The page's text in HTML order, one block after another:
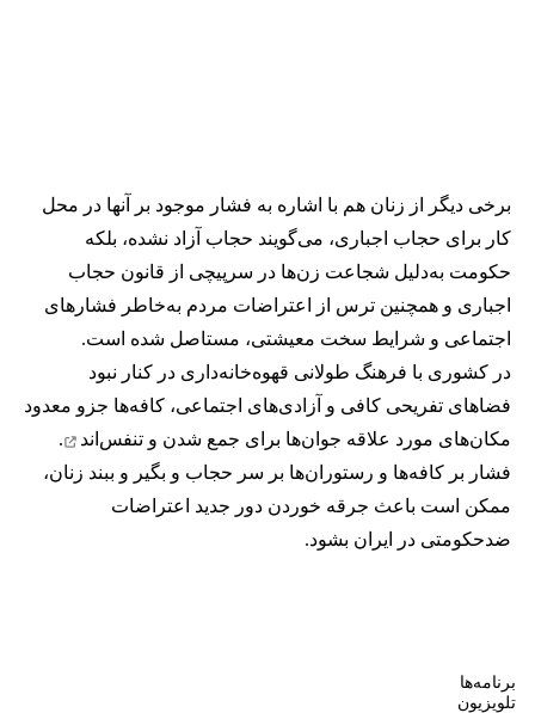
برخی دیگر از زنان هم با اشاره به فشار موجود بر آنها در محل
کار برای حجاب اجباری، می‌گویند حجاب آزاد نشده، بلکه
حکومت به‌دلیل شجاعت زن‌ها در سرپیچی از قانون حجاب
اجباری و همچنین ترس از اعتراضات مردم به‌خاطر فشارهای
اجتماعی و شرایط سخت معیشتی، مستاصل شده است.
در کشوری با فرهنگ طولانی قهوه‌‌خانه‌داری در کنار نبود
فضاهای تفریحی کافی و آزادی‌های اجتماعی، کافه‌ها جزو معدود
مکان‌های مورد علاقه جوان‌ها برای جمع شدن و تنفس‌اند
.
فشار بر کافه‌ها و رستوران‌ها بر سر حجاب و بگیر و ببند زنان،
ممکن است باعث جرقه خوردن دور جدید اعتراضات
ضدحکومتی در ایران بشود.
برنامه‌ها
تلویزیون